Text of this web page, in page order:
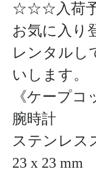
☆☆☆入荷
お気に入り
レンタルし
いします。
《ケープコ
腕時計
ステンレス
23 x 23 mm